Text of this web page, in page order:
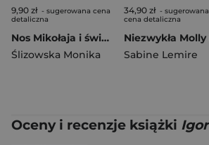
9,90 zł - sugerowana cena
detaliczna
Nos Mikołaja i świąteczne sreberko
Ślizowska Monika
34,90 zł - sugerowana
cena detaliczna
Sabine Lemire
Oceny i recenzje książki Igor